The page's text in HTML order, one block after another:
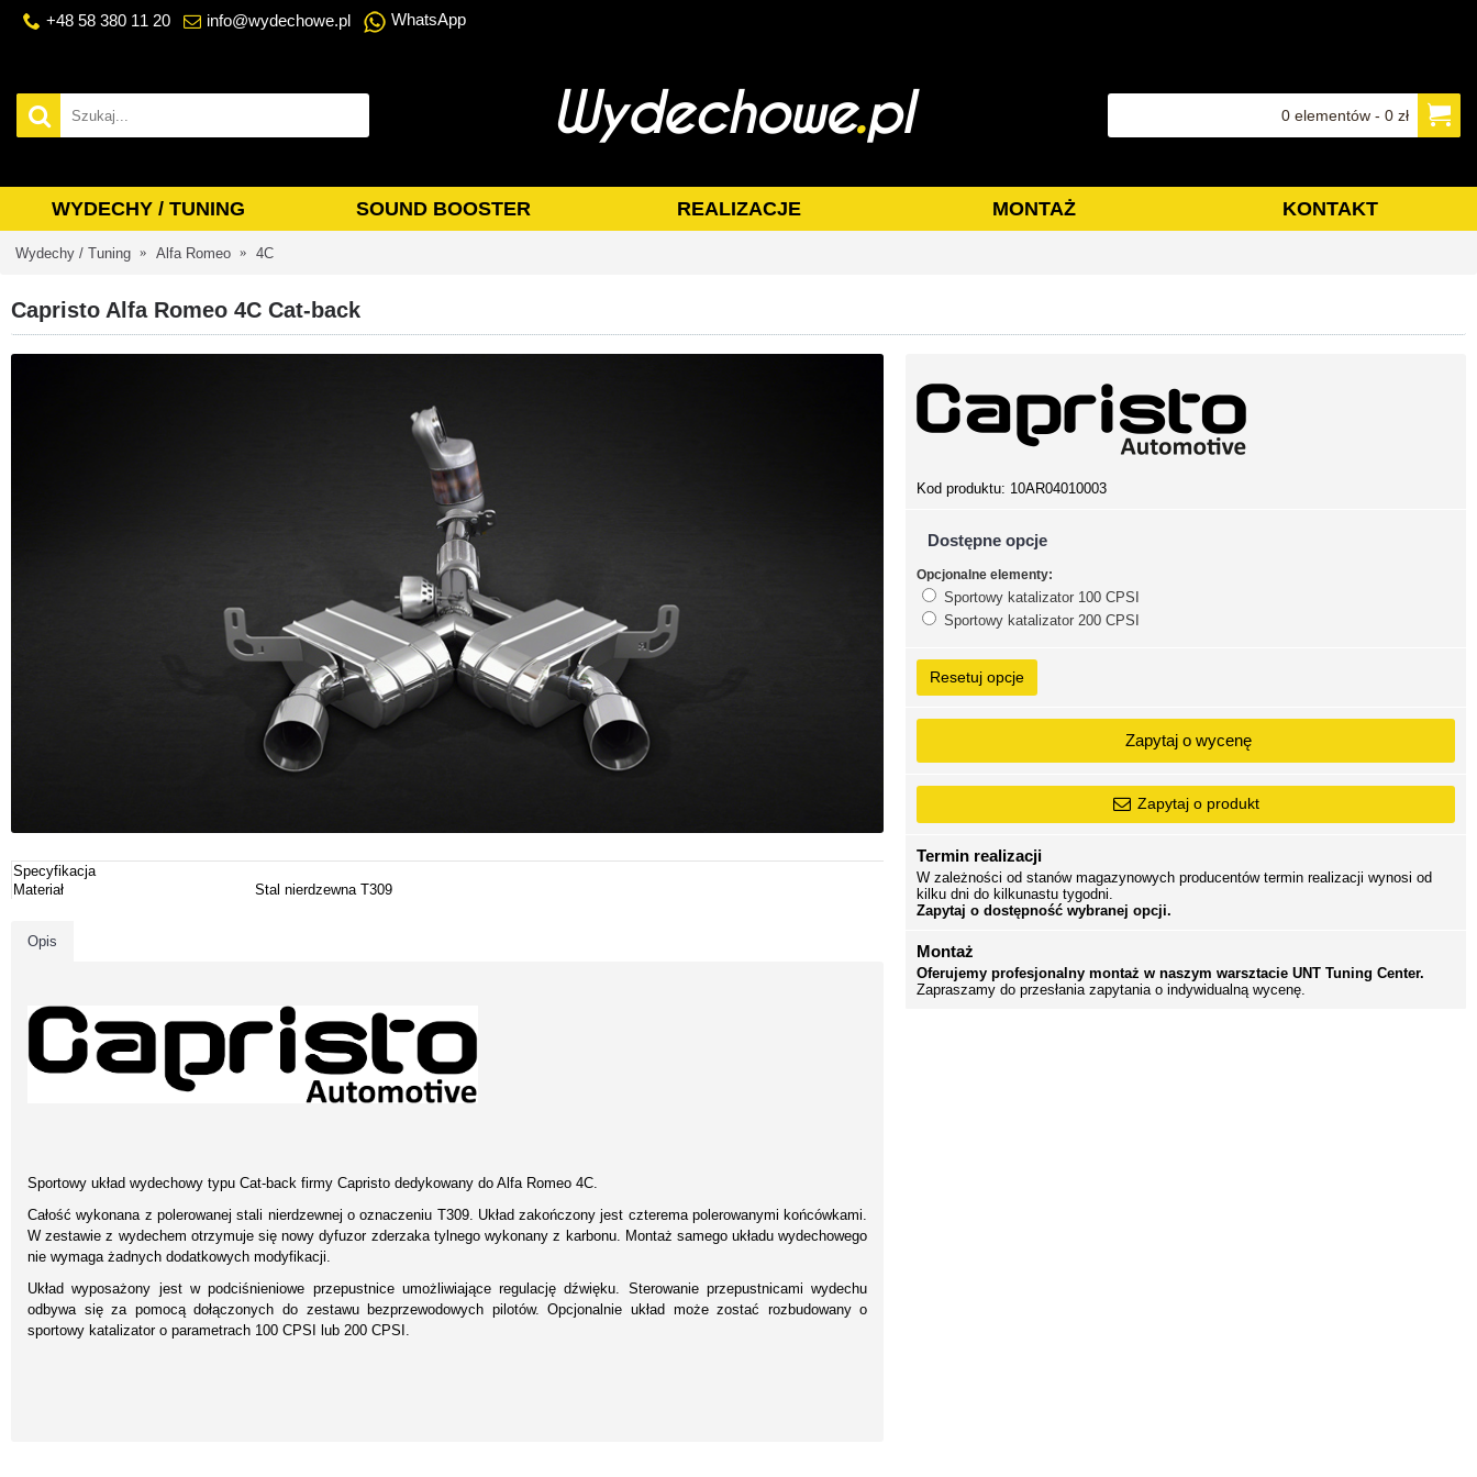
+48 58 380 11 20 info@wydechowe.pl WhatsApp
0 elementów - 0 zł
WYDECHY / TUNING SOUND BOOSTER REALIZACJE MONTAŻ KONTAKT
Wydechy / Tuning Alfa Romeo 4C
Capristo Alfa Romeo 4C Cat-back
Specyfikacja
Materiał
Stal nierdzewna T309
Opis
Sportowy układ wydechowy typu Cat-back firmy Capristo dedykowany do Alfa Romeo 4C.
Całość wykonana z polerowanej stali nierdzewnej o oznaczeniu T309. Układ zakończony jest czterema polerowanymi końcówkami.
W zestawie z wydechem otrzymuje się nowy dyfuzor zderzaka tylnego wykonany z karbonu. Montaż samego układu wydechowego
nie wymaga żadnych dodatkowych modyfikacji.
Układ wyposażony jest w podciśnieniowe przepustnice umożliwiające regulację dźwięku. Sterowanie przepustnicami wydechu
odbywa się za pomocą dołączonych do zestawu bezprzewodowych pilotów. Opcjonalnie układ może zostać rozbudowany o
sportowy katalizator o parametrach 100 CPSI lub 200 CPSI.
Kod produktu: 10AR04010003
Dostępne opcje
Opcjonalne elementy:
Sportowy katalizator 100 CPSI
Sportowy katalizator 200 CPSI
Resetuj opcje
Zapytaj o wycenę
Zapytaj o produkt
Termin realizacji
W zależności od stanów magazynowych producentów termin realizacji wynosi od
kilku dni do kilkunastu tygodni.
Zapytaj o dostępność wybranej opcji.
Montaż
Oferujemy profesjonalny montaż w naszym warsztacie UNT Tuning Center.
Zapraszamy do przesłania zapytania o indywidualną wycenę.